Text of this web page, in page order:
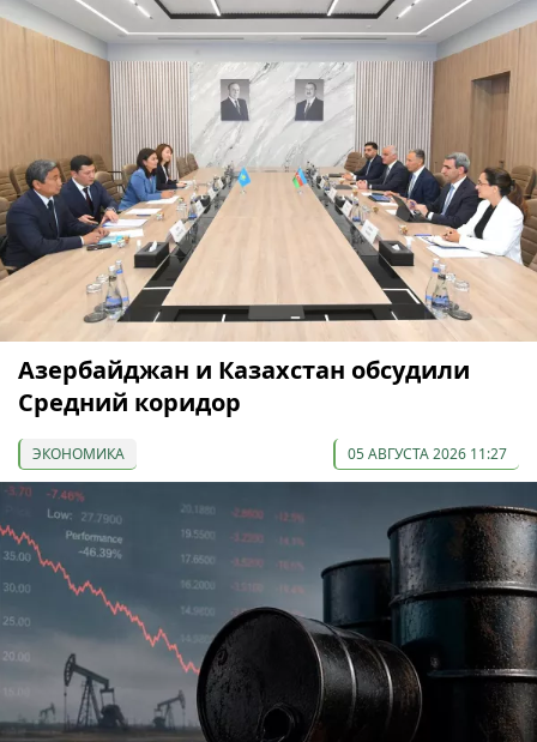
Азербайджан и Казахстан обсудили
Средний коридор
ЭКОНОМИКА 05 АВГУСТА 2026 11:27